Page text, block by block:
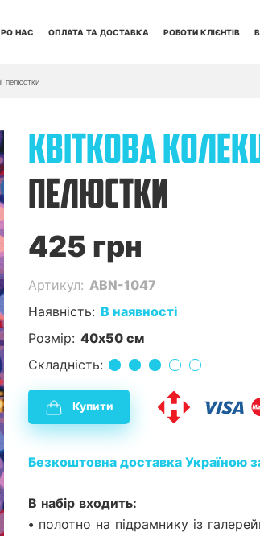
НАС ОПЛАТА ТА ДОСТАВКА РОБОТИ КЛІЄНТІВ
пелюстки
КВІТКОВА
ПЕЛЮСТКИ
425 грн
Артикул: ABN-1047
Наявність: В наявності
Розмір: 40x50 см
Складність:
Купити
Безкоштовна доставка Україною
В набір входить:
• полотно на підрамнику із